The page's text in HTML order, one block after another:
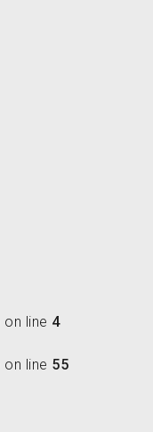
on line 4
on line 55